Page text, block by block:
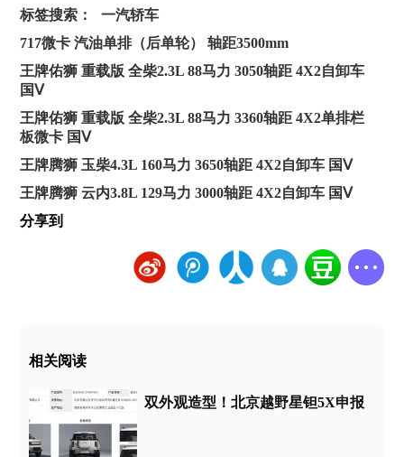
标签搜索：
一汽轿车
717微卡 汽油单排（后单轮） 轴距3500mm
王牌佑狮 重载版 全柴2.3L 88马力 3050轴距 4X2自卸车
国Ⅴ
王牌佑狮 重载版 全柴2.3L 88马力 3360轴距 4X2单排栏
板微卡 国Ⅴ
王牌腾狮 玉柴4.3L 160马力 3650轴距 4X2自卸车 国Ⅴ
王牌腾狮 云内3.8L 129马力 3000轴距 4X2自卸车 国Ⅴ
分享到
相关阅读
双外观造型！北京越野星钽5X申报